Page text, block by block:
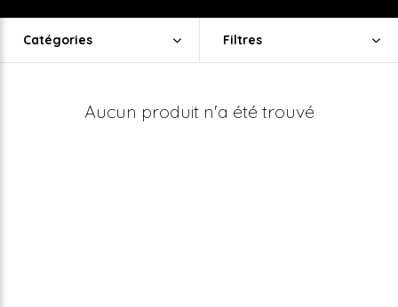
Catégories Filtres
Aucun produit n'a été trouvé